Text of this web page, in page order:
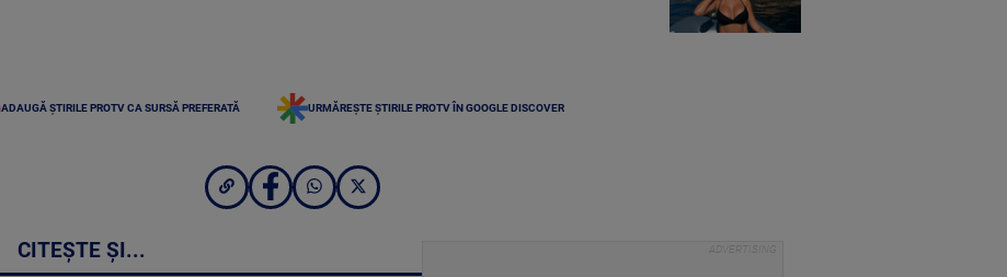
ADAUGĂ ȘTIRILE PROTV CA SURSĂ PREFERATĂ URMĂREȘTE ȘTIRILE PROTV ÎN GOOGLE DISCOVER
CITEȘTE ȘI...